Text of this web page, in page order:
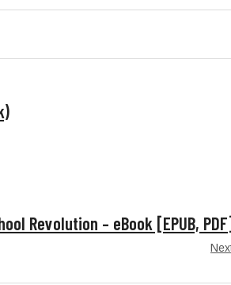
Revolution – eBook [EPUB,